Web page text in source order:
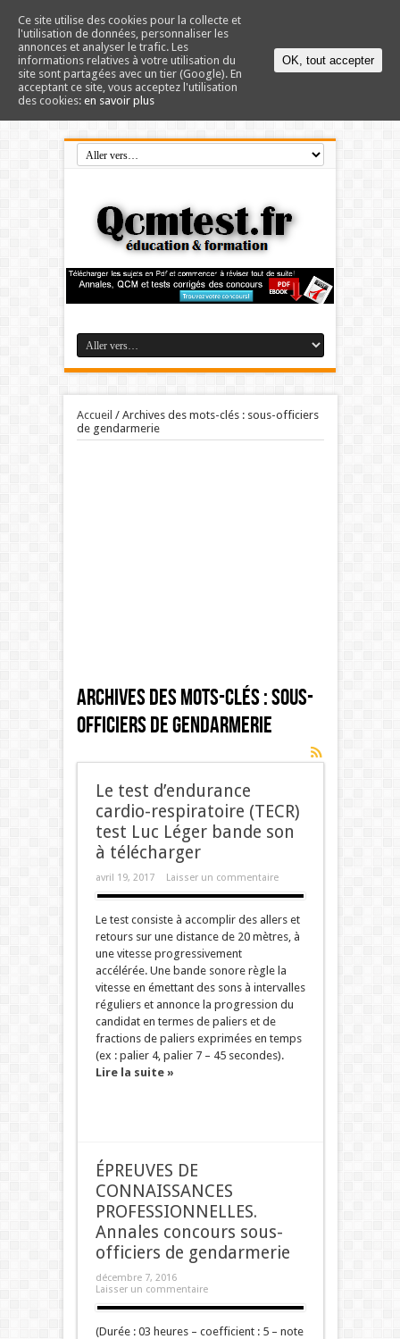
Accueil / Archives des mots-clés : sous-officiers
de gendarmerie
Archives des mots-clés :sous-
officiers de gendarmerie
Le test d’endurance
cardio-respiratoire (TECR)
test Luc Léger bande son
à télécharger
avril 19, 2017 Laisser un commentaire
Le test consiste à accomplir des allers et
retours sur une distance de 20 mètres, à
une vitesse progressivement
accélérée. Une bande sonore règle la
vitesse en émettant des sons à intervalles
réguliers et annonce la progression du
candidat en termes de paliers et de
fractions de paliers exprimées en temps
(ex : palier 4, palier 7 – 45 secondes).
Lire la suite »
ÉPREUVES DE
CONNAISSANCES
PROFESSIONNELLES.
Annales concours sous-
officiers de gendarmerie
décembre 7, 2016
Laisser un commentaire
(Durée : 03 heures – coefficient : 5 – note
Ce site utilise des cookies pour la collecte et
l'utilisation de données, personnaliser les
annonces et analyser le trafic. Les
informations relatives à votre utilisation du
site sont partagées avec un tier (Google). En
acceptant ce site, vous acceptez l'utilisation
des cookies: en savoir plus
OK, tout accepter